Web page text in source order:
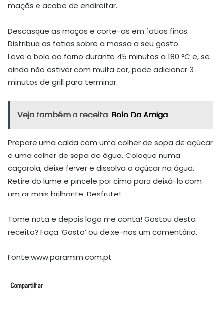
maçãs e acabe de endireitar.
Descasque as maçãs e corte-as em fatias finas.
Distribua as fatias sobre a massa a seu gosto.
Leve o bolo ao forno durante 45 minutos a 180 °C e, se
ainda não estiver com muita cor, pode adicionar 3
minutos de grill para terminar.
Veja também a receita Bolo Da Amiga
Prepare uma calda com uma colher de sopa de açúcar
e uma colher de sopa de água. Coloque numa
caçarola, deixe ferver e dissolva o açúcar na água.
Retire do lume e pincele por cima para deixá-lo com
um ar mais brilhante. Desfrute!
Tome nota e depois logo me conta! Gostou desta
receita? Faça ‘Gosto’ ou deixe-nos um comentário.
Fonte:www.paramim.com.pt